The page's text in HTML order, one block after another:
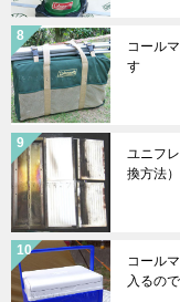
コール
す
ユニフ
換方法）
コール
入るの